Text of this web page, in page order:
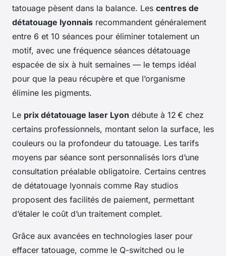
tatouage pèsent dans la balance. Les centres de
détatouage lyonnais recommandent généralement
entre 6 et 10 séances pour éliminer totalement un
motif, avec une fréquence séances détatouage
espacée de six à huit semaines — le temps idéal
pour que la peau récupère et que l’organisme
élimine les pigments.
Le prix détatouage laser Lyon débute à 12 € chez
certains professionnels, montant selon la surface, les
couleurs ou la profondeur du tatouage. Les tarifs
moyens par séance sont personnalisés lors d’une
consultation préalable obligatoire. Certains centres
de détatouage lyonnais comme Ray studios
proposent des facilités de paiement, permettant
d’étaler le coût d’un traitement complet.
Grâce aux avancées en technologies laser pour
effacer tatouage, comme le Q-switched ou le